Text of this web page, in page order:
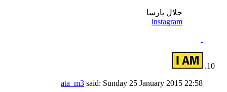
جلال پارسا
instagram
ata_m3 said: Sunday 25 January 2015 22:58